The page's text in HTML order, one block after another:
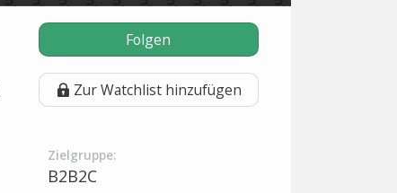
Folgen
Zur Watchlist hinzufügen
Zielgruppe:
B2B2C